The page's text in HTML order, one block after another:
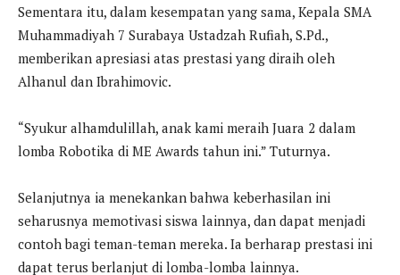
Sementara itu, dalam kesempatan yang sama, Kepala SMA
Muhammadiyah 7 Surabaya Ustadzah Rufiah, S.Pd.,
memberikan apresiasi atas prestasi yang diraih oleh
Alhanul dan Ibrahimovic.
“Syukur alhamdulillah, anak kami meraih Juara 2 dalam
lomba Robotika di ME Awards tahun ini.” Tuturnya.
Selanjutnya ia menekankan bahwa keberhasilan ini
seharusnya memotivasi siswa lainnya, dan dapat menjadi
contoh bagi teman-teman mereka. Ia berharap prestasi ini
dapat terus berlanjut di lomba-lomba lainnya.